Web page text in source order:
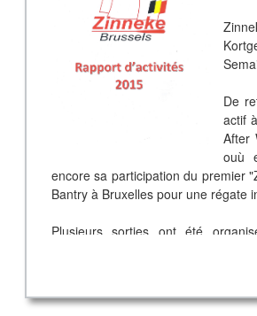
De
actif
After
ouù
encore sa participation du premier
Bantry à Bruxelles pour une régate
Plusieurs sorties ont été
également comme bateau-école.